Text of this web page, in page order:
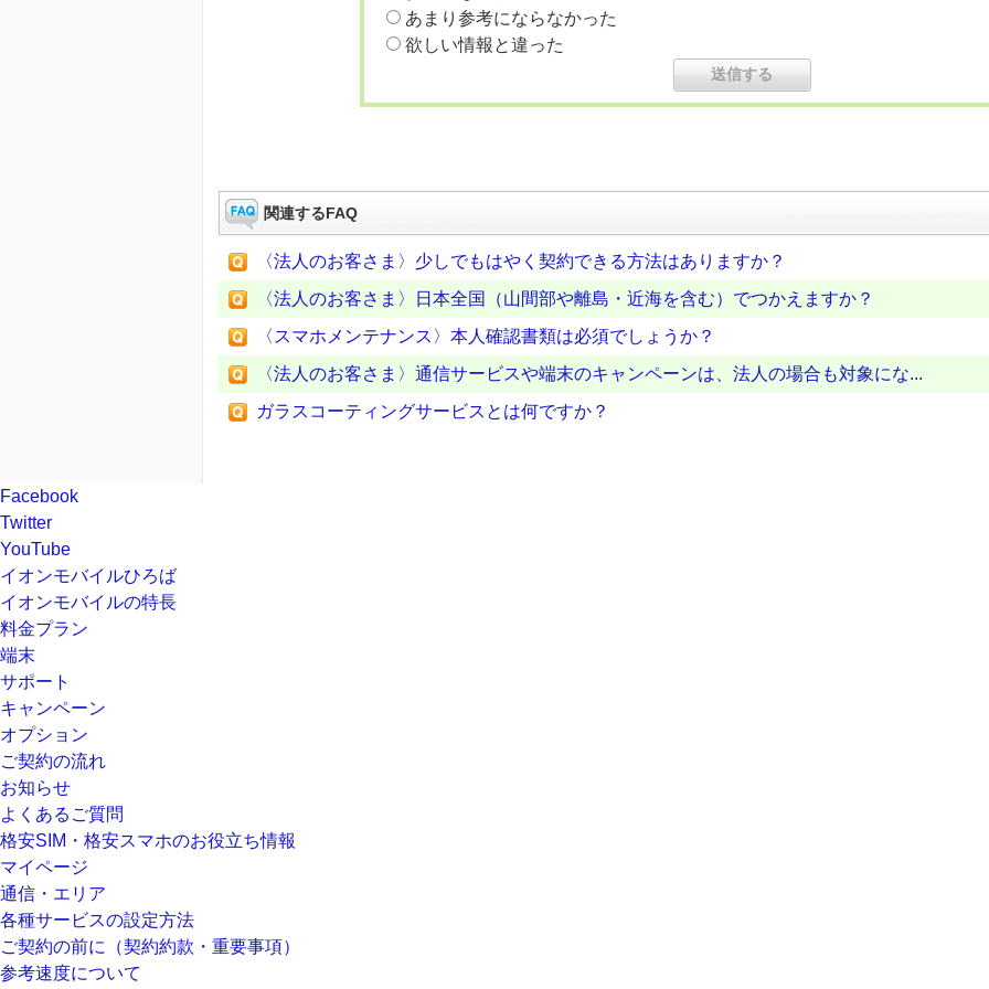
あまり参考にならなかった
欲しい情報と違った
関連するFAQ
〈法人のお客さま〉少しでもはやく契約できる方法はありますか？
〈法人のお客さま〉日本全国（山間部や離島・近海を含む）でつかえますか？
〈スマホメンテナンス〉本人確認書類は必須でしょうか？
〈法人のお客さま〉通信サービスや端末のキャンペーンは、法人の場合も対象にな...
ガラスコーティングサービスとは何ですか？
Facebook
Twitter
YouTube
イオンモバイルひろば
イオンモバイルの特長
料金プラン
端末
サポート
キャンペーン
オプション
ご契約の流れ
お知らせ
よくあるご質問
格安SIM・格安スマホのお役立ち情報
マイページ
通信・エリア
各種サービスの設定方法
ご契約の前に（契約約款・重要事項）
参考速度について